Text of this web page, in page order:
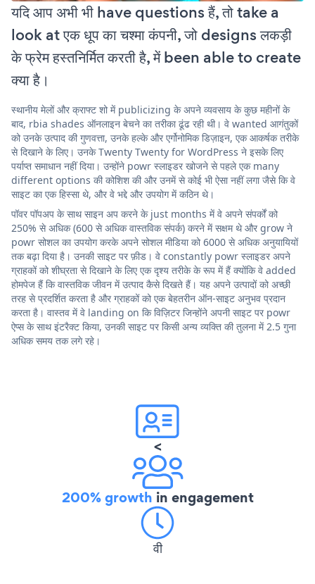
यदि आप अभी भी have questions हैं, तो take a
look at एक धूप का चश्मा कंपनी, जो designs लकड़ी
के फ्रेम हस्तनिर्मित करती है, में been able to create
क्या है।
स्थानीय मेलों और क्राफ्ट शो में publicizing के अपने व्यवसाय के कुछ महीनों के
बाद, rbia shades ऑनलाइन बेचने का तरीका ढूंढ रही थी। वे wanted आगंतुकों
को उनके उत्पाद की गुणवत्ता, उनके हल्के और एर्गोनोमिक डिज़ाइन, एक आकर्षक तरीके
से दिखाने के लिए। उनके Twenty Twenty for WordPress ने इसके लिए
पर्याप्त समाधान नहीं दिया। उन्होंने powr स्लाइडर खोजने से पहले एक many
different options की कोशिश की और उनमें से कोई भी ऐसा नहीं लगा जैसे कि वे
साइट का एक हिस्सा थे, और वे भद्दे और उपयोग में कठिन थे।
पॉवर पॉपअप के साथ साइन अप करने के just months में वे अपने संपर्कों को
250% से अधिक (600 से अधिक वास्तविक संपर्क) करने में सक्षम थे और grow ने
powr सोशल का उपयोग करके अपने सोशल मीडिया को 6000 से अधिक अनुयायियों
तक बढ़ा दिया है। उनकी साइट पर फ़ीड। वे constantly powr स्लाइडर अपने
ग्राहकों को शीघ्रता से दिखाने के लिए एक दृश्य तरीके के रूप में हैं क्योंकि वे added
होमपेज हैं कि वास्तविक जीवन में उत्पाद कैसे दिखते हैं। यह अपने उत्पादों को अच्छी
तरह से प्रदर्शित करता है और ग्राहकों को एक बेहतरीन ऑन-साइट अनुभव प्रदान
करता है। वास्तव में वे landing on कि विज़िटर जिन्होंने अपनी साइट पर powr
ऐप्स के साथ इंटरैक्ट किया, उनकी साइट पर किसी अन्य व्यक्ति की तुलना में 2.5 गुना
अधिक समय तक लगे रहे।
<
200% growth in engagement
वी